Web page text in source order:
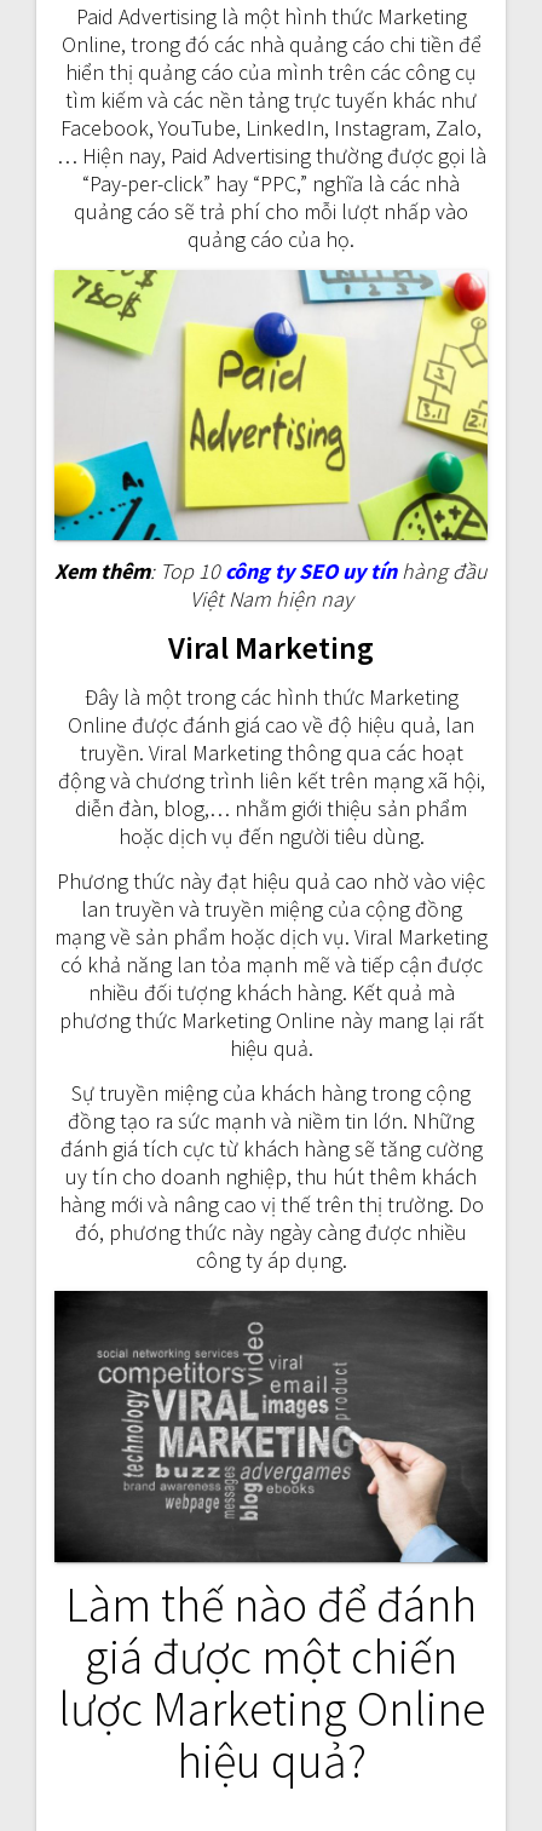
Paid Advertising là một hình thức Marketing
Online, trong đó các nhà quảng cáo chi tiền để
hiển thị quảng cáo của mình trên các công cụ
tìm kiếm và các nền tảng trực tuyến khác như
Facebook, YouTube, LinkedIn, Instagram, Zalo,
… Hiện nay, Paid Advertising thường được gọi là
“Pay-per-click” hay “PPC,” nghĩa là các nhà
quảng cáo sẽ trả phí cho mỗi lượt nhấp vào
quảng cáo của họ.
Xem thêm: Top 10công ty SEO uy tínhàng đầu
Việt Nam hiện nay
Viral Marketing
Đây là một trong các hình thức Marketing
Online được đánh giá cao về độ hiệu quả, lan
truyền. Viral Marketing thông qua các hoạt
động và chương trình liên kết trên mạng xã hội,
diễn đàn, blog,… nhằm giới thiệu sản phẩm
hoặc dịch vụ đến người tiêu dùng.
Phương thức này đạt hiệu quả cao nhờ vào việc
lan truyền và truyền miệng của cộng đồng
mạng về sản phẩm hoặc dịch vụ. Viral Marketing
có khả năng lan tỏa mạnh mẽ và tiếp cận được
nhiều đối tượng khách hàng. Kết quả mà
phương thức Marketing Online này mang lại rất
hiệu quả.
Sự truyền miệng của khách hàng trong cộng
đồng tạo ra sức mạnh và niềm tin lớn. Những
đánh giá tích cực từ khách hàng sẽ tăng cường
uy tín cho doanh nghiệp, thu hút thêm khách
hàng mới và nâng cao vị thế trên thị trường. Do
đó, phương thức này ngày càng được nhiều
công ty áp dụng.
Làm thế nào để đánh
giá được một chiến
lược Marketing Online
hiệu quả?